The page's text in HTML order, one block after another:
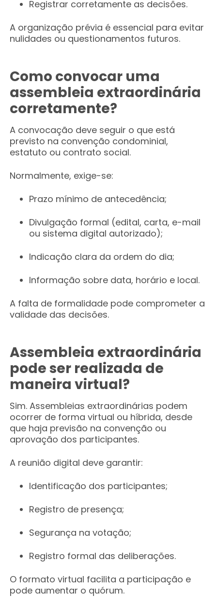
Registrar corretamente as decisões.
A organização prévia é essencial para evitar
nulidades ou questionamentos futuros.
Como convocar uma
assembleia extraordinária
corretamente?
A convocação deve seguir o que está
previsto na convenção condominial,
estatuto ou contrato social.
Normalmente, exige-se:
Prazo mínimo de antecedência;
Divulgação formal (edital, carta, e-mail
ou sistema digital autorizado);
Indicação clara da ordem do dia;
Informação sobre data, horário e local.
A falta de formalidade pode comprometer a
validade das decisões.
Assembleia extraordinária
pode ser realizada de
maneira virtual?
Sim. Assembleias extraordinárias podem
ocorrer de forma virtual ou híbrida, desde
que haja previsão na convenção ou
aprovação dos participantes.
A reunião digital deve garantir:
Identificação dos participantes;
Registro de presença;
Segurança na votação;
Registro formal das deliberações.
O formato virtual facilita a participação e
pode aumentar o quórum.